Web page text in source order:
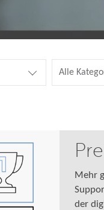
Alle
Mehr
der